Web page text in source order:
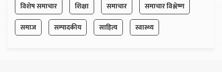
विशेष समाचार
शिक्षा समाचार
समाचार विश्लेष्ण
समाज
सम्पादकीय साहित्य स्वास्थ्य